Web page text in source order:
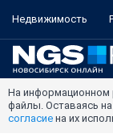
Недвижимость
На информационном
файлы. Оставаясь
согласие на их